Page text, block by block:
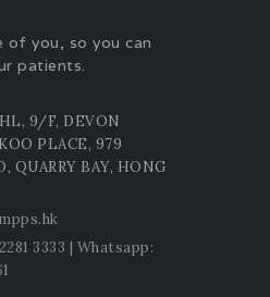
of you, so you can
patients.
9/F, DEVON
PLACE, 979
QUARRY BAY, HONG
3333 | Whatsapp: